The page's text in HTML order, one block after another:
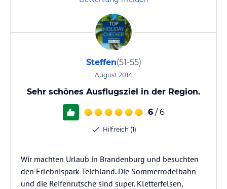
Steffen(51-55)
August 2014
Sehr schönes Ausflugsziel in der Region.
6 / 6
Hilfreich (1)
Wir machten Urlaub in Brandenburg und besuchten
den Erlebnispark Teichland. Die Sommerrodelbahn
und die Reifenrutsche sind super. Kletterfelsen,